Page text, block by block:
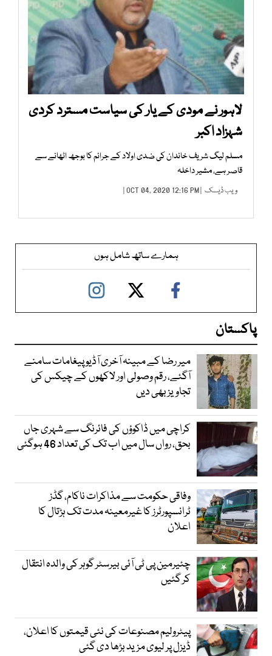
لاہور نے مودی کے یار کی سیاست مسترد کردی
شہزاد اکبر
مسلم لیگ شریف خاندان کی ضدی اولاد کے جرائم کا بوجھ اٹھانے سے
قاصر ہے، مشیر داخلہ
ویب ڈیسک | OCT 04, 2020 12:16 PM |
ہمارے ساتھ شامل ہوں
پاکستان
میر رضا کے مبینہ آخری آڈیو پیغامات سامنے
آگئے، رقم وصولی اور لاکھوں کے چیکس کی
تجاویز بھی دیں
کراچی میں ڈاکوؤں کی فائرنگ سے شہری جاں
بحق، رواں سال میں اب تک کی تعداد 46 ہوگئی
وفاقی حکومت سے مذاکرات ناکام، گڈز
ٹرانسپورٹرز کا غیرمعینہ مدت تک ہڑتال کا
اعلان
چئیرمین پی ٹی آئی بیرسٹر گوہر کی والدہ انتقال
کر گئیں
پیٹرولیم مصنوعات کی نئی قیمتوں کا اعلان،
ڈیزل پر لیوی مزید بڑھا دی گئی